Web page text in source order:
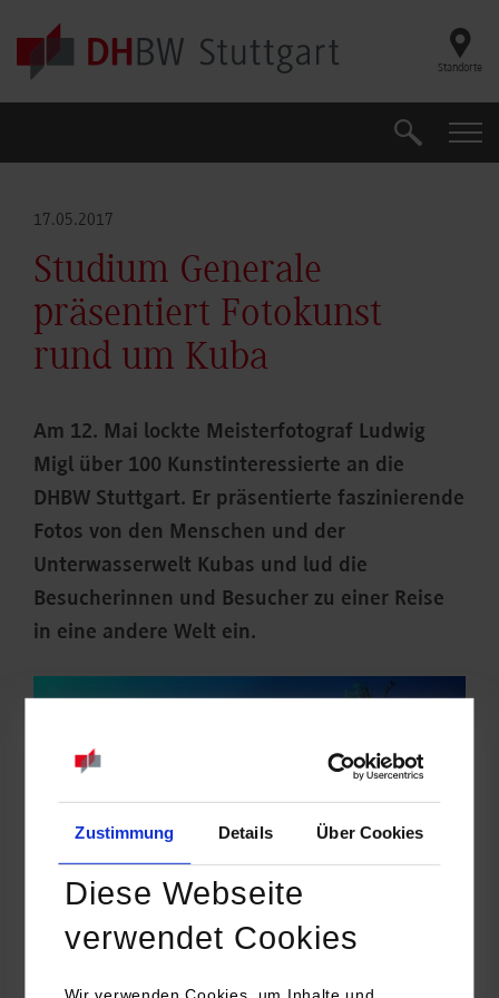
Zustimmung Details Über Cookies
Diese Webseite
verwendet Cookies
Skip to main content
Standorte
Suche
17.05.2017
Studium Generale
präsentiert Fotokunst
rund um Kuba
Am 12. Mai lockte Meisterfotograf Ludwig
Migl über 100 Kunstinteressierte an die
DHBW Stuttgart. Er präsentierte faszinierende
Fotos von den Menschen und der
Unterwasserwelt Kubas und lud die
Besucherinnen und Besucher zu einer Reise
in eine andere Welt ein.